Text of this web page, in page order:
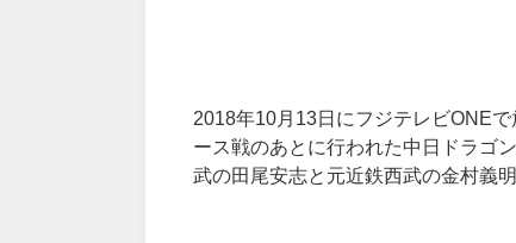
2018年10月13日にフジテレビONE
ース戦のあとに行われた中日ドラゴ
武の田尾安志と元近鉄西武の金村義